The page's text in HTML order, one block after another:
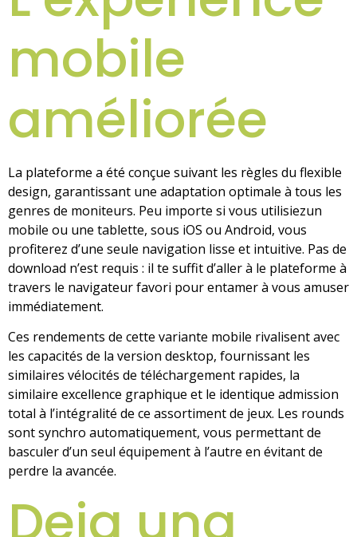
mobile
améliorée
La plateforme a été conçue suivant les règles du flexible
design, garantissant une adaptation optimale à tous les
genres de moniteurs. Peu importe si vous utilisiezun
mobile ou une tablette, sous iOS ou Android, vous
profiterez d’une seule navigation lisse et intuitive. Pas de
download n’est requis : il te suffit d’aller à le plateforme à
travers le navigateur favori pour entamer à vous amuser
immédiatement.
Ces rendements de cette variante mobile rivalisent avec
les capacités de la version desktop, fournissant les
similaires vélocités de téléchargement rapides, la
similaire excellence graphique et le identique admission
total à l’intégralité de ce assortiment de jeux. Les rounds
sont synchro automatiquement, vous permettant de
basculer d’un seul équipement à l’autre en évitant de
perdre la avancée.
Deja una